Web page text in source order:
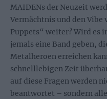
MAIDENs der Neuzeit
Vermächtnis und den Vibe
Puppets“ weiter? Wird es
jemals eine Band geben,
Metalheroen erreichen
schnelllebigen Zeit
auf diese Fragen werden
beantwortet – sondern